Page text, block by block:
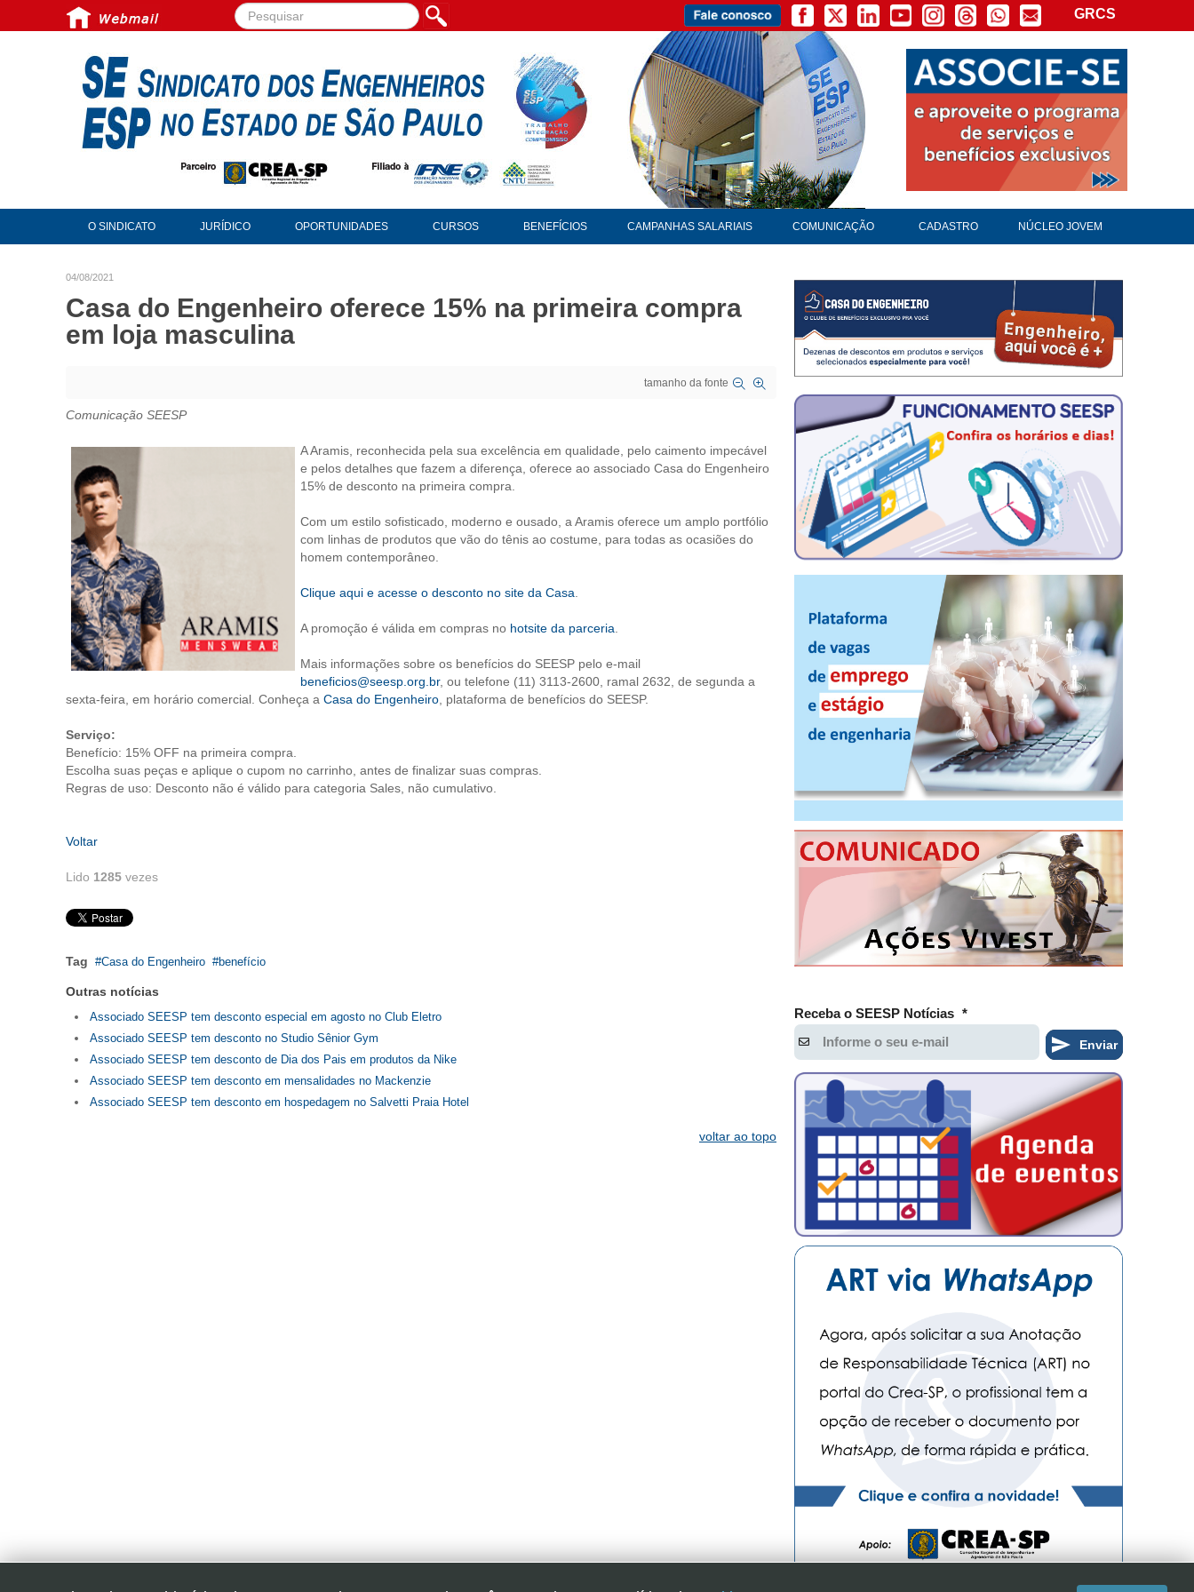
Pesquisar... GRCS
O SINDICATO JURÍDICO OPORTUNIDADES CURSOS BENEFÍCIOS CAMPANHAS SALARIAIS COMUNICAÇÃO CADASTRO NÚCLEO JOVEM
04/08/2021
Casa do Engenheiro oferece 15% na primeira compra
em loja masculina
tamanho da fonte
Comunicação SEESP
A Aramis, reconhecida pela sua excelência em qualidade, pelo caimento impecável
e pelos detalhes que fazem a diferença, oferece ao associado Casa do Engenheiro
15% de desconto na primeira compra.
Com um estilo sofisticado, moderno e ousado, a Aramis oferece um amplo portfólio
com linhas de produtos que vão do tênis ao costume, para todas as ocasiões do
homem contemporâneo.
Clique aqui e acesse o desconto no site da Casa
A promoção é válida em compras no hotsite da parceria
Mais informações sobre os benefícios do SEESP pelo e-mail
beneficios@seesp.org.br, ou telefone (11) 3113-2600, ramal 2632, de segunda a
sexta-feira, em horário comercial. Conheça a Casa do Engenheiro , plataforma de benefícios do SEESP.
Serviço:
Benefício: 15% OFF na primeira compra.
Escolha suas peças e aplique o cupom no carrinho, antes de finalizar suas compras.
Regras de uso: Desconto não é válido para categoria Sales, não cumulativo.
Voltar
Lido 1285 vezes
Tag Casa do Engenheiro benefício
Outras notícias
Associado SEESP tem desconto especial em agosto no Club Eletro
Associado SEESP tem desconto no Studio Sênior Gym
Associado SEESP tem desconto de Dia dos Pais em produtos da Nike
Associado SEESP tem desconto em mensalidades no Mackenzie
Associado SEESP tem desconto em hospedagem no Salvetti Praia Hotel
voltar ao topo
Receba o SEESP Notícias *
Enviar